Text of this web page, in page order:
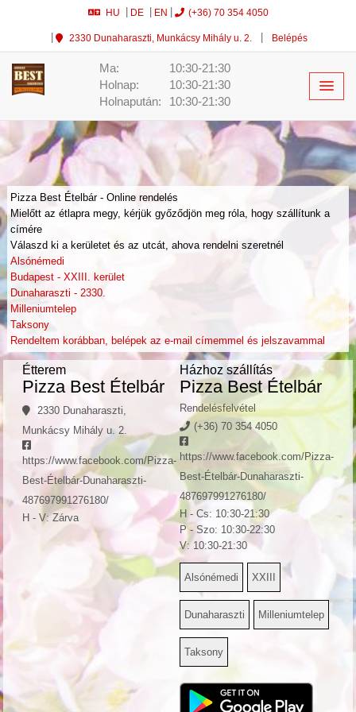
HU DE EN (+36) 70 354 4050
2330 Dunaharaszti, Munkácsy Mihály u. 2. Belépés
Ma:
10:30-21:30
Holnap:
10:30-21:30
Holnapután:
10:30-21:30
Pizza Best Ételbár - Online rendelés
Mielőtt az étlapra megy, kérjük győződjön meg róla, hogy szállítunk a
címére
Válaszd ki a kerületet és az utcát, ahova rendelni szeretnél
Alsónémedi
Budapest - XXIII. kerület
Dunaharaszti - 2330.
Milleniumtelep
Taksony
Rendeltem korábban, belépek az e-mail címemmel és jelszavammal
Étterem
Pizza Best Ételbár
2330 Dunaharaszti,
Munkácsy Mihály u. 2.
https://www.facebook.com/Pizza-
Best-Ételbár-Dunaharaszti-
487697991276180/
H - V: Zárva
Házhoz szállítás
Pizza Best Ételbár
Rendelésfelvétel
(+36) 70 354 4050
https://www.facebook.com/Pizza-
Best-Ételbár-Dunaharaszti-
487697991276180/
H - Cs: 10:30-21:30
P - Szo: 10:30-22:30
V: 10:30-21:30
Alsónémedi XXIII
Dunaharaszti Milleniumtelep
Taksony